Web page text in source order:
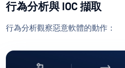
行為分析與 IOC 擷取
行為分析觀察惡意軟體的動作：